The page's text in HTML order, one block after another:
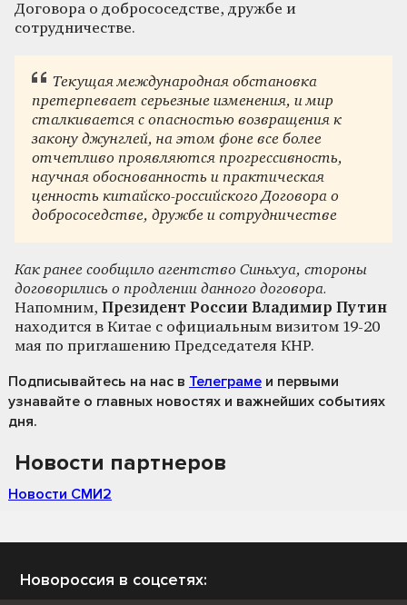
Договора о добрососедстве, дружбе и
сотрудничестве.
Текущая международная обстановка
претерпевает серьезные изменения, и мир
сталкивается с опасностью возвращения к
закону джунглей, на этом фоне все более
отчетливо проявляются прогрессивность,
научная обоснованность и практическая
ценность китайско-российского Договора о
добрососедстве, дружбе и сотрудничестве
Как ранее сообщило агентство Синьхуа, стороны
договорились о продлении данного договора.
Напомним, Президент России Владимир Путин
находится в Китае с официальным визитом 19-20
мая по приглашению Председателя КНР.
Подписывайтесь на нас в Телеграме и первыми
узнавайте о главных новостях и важнейших событиях
дня.
Новости партнеров
Новости СМИ2
Новороссия в соцсетях: